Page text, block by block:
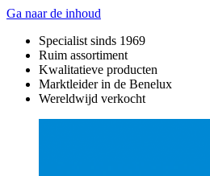
Ga naar de inhoud
Specialist sinds 1969
Ruim assortiment
Kwalitatieve producten
Marktleider in de Benelux
Wereldwijd verkocht